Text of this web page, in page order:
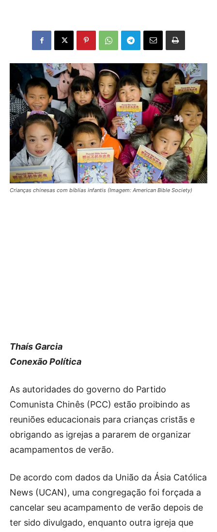
Crianças chinesas com bíblias infantis (Imagem: American Bible Society)
Thaís Garcia
Conexão Política
As autoridades do governo do Partido
Comunista Chinês (PCC) estão proibindo as
reuniões educacionais para crianças cristãs e
obrigando as igrejas a pararem de organizar
acampamentos de verão.
De acordo com dados da União da Ásia Católica
News (UCAN), uma congregação foi forçada a
cancelar seu acampamento de verão depois de
ter sido divulgado, enquanto outra igreja que